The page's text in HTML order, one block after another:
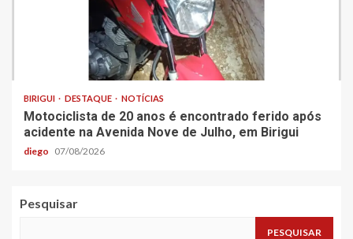
BIRIGUI DESTAQUE NOTÍCIAS
Motociclista de 20 anos é encontrado ferido após
acidente na Avenida Nove de Julho, em Birigui
diego 07/08/2026
Pesquisar
PESQUISAR